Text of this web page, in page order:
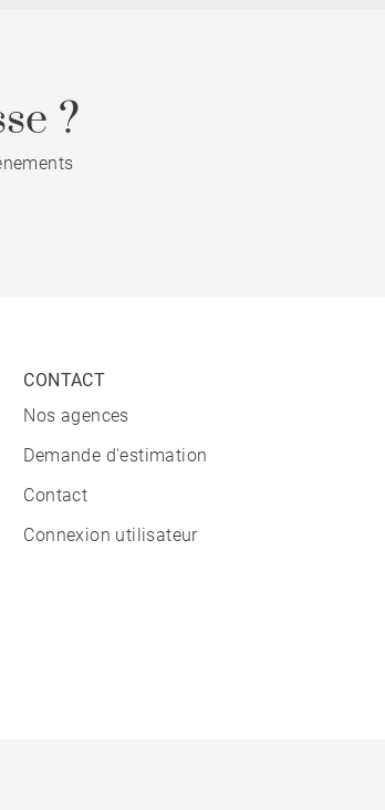
?
CONTACT
Nos agences
Demande d'estimation
Contact
Connexion utilisateur